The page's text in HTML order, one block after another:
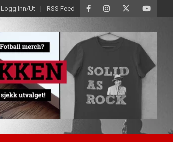
Logg Inn/Ut RSS Feed